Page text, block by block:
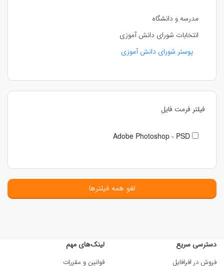
مدرسه و دانشگاه
انتخابات شورای دانش آموزی
پوستر شورای دانش آموزی
فیلتر فرمت فایل
Adobe Photoshop - PSD
لغو همه فیلترها
دسترسی سریع
فروش در افرافایل
لینک‌های مهم
قوانین و مقررات